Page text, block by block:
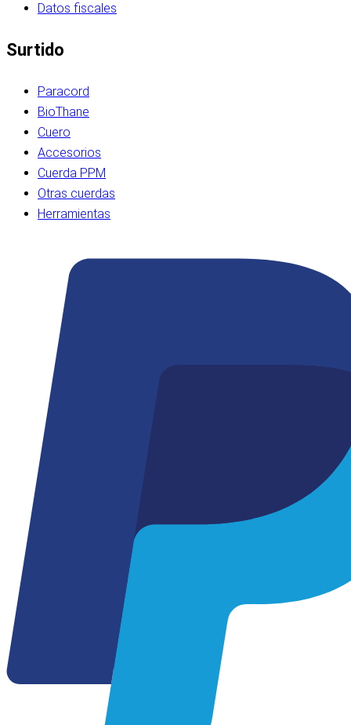
Datos fiscales
Surtido
Paracord
BioThane
Cuero
Accesorios
Cuerda PPM
Otras cuerdas
Herramientas